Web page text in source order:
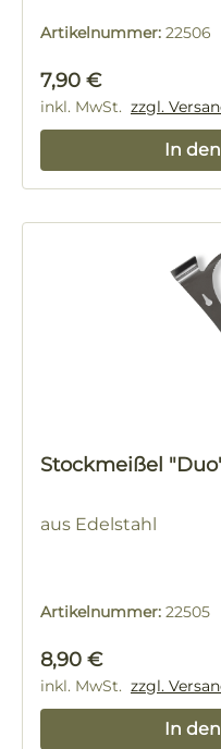
Artikelnummer: 22506
Regulärer Preis:
7,90 €
inkl. MwSt. zzgl.
In
Stockmeißel
aus Edelstahl
Artikelnummer: 22505
Regulärer Preis:
8,90 €
inkl. MwSt. zzgl.
In